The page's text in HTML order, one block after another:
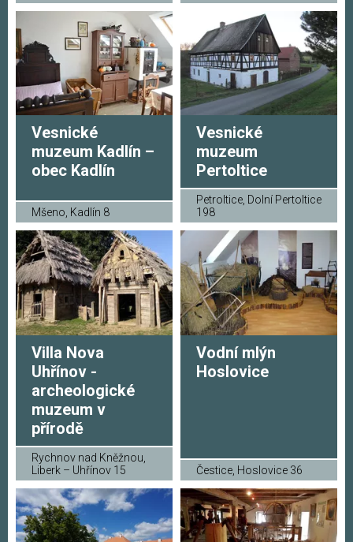
Vesnické
muzeum Kadlín –
obec Kadlín
Mšeno, Kadlín 8
Vesnické
muzeum
Pertoltice
Petroltice, Dolní Pertoltice
198
Villa Nova
Uhřínov -
archeologické
muzeum v
přírodě
Rychnov nad Kněžnou,
Liberk – Uhřínov 15
Vodní mlýn
Hoslovice
Čestice, Hoslovice 36